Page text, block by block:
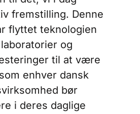
fremstilling. Denne
flyttet teknologien
og
til at være
enhver dansk
bør
i deres daglige